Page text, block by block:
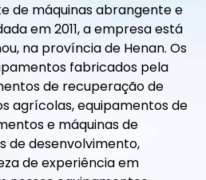
de máquinas abrangente e
em 2011, a empresa está
na província de Henan. Os
fabricados pela
de recuperação de
agrícolas, equipamentos de
e máquinas de
de desenvolvimento,
de experiência em